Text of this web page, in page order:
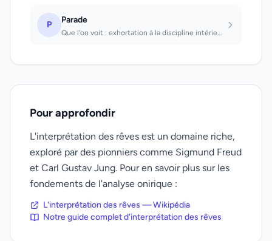
P Parade
Que l'on voit : exhortation à la discipline intérieure. A laquelle on participe...
Pour approfondir
L'interprétation des rêves est un domaine riche,
exploré par des pionniers comme Sigmund Freud
et Carl Gustav Jung. Pour en savoir plus sur les
fondements de l'analyse onirique :
L'interprétation des rêves — Wikipédia
Notre guide complet d'interprétation des rêves